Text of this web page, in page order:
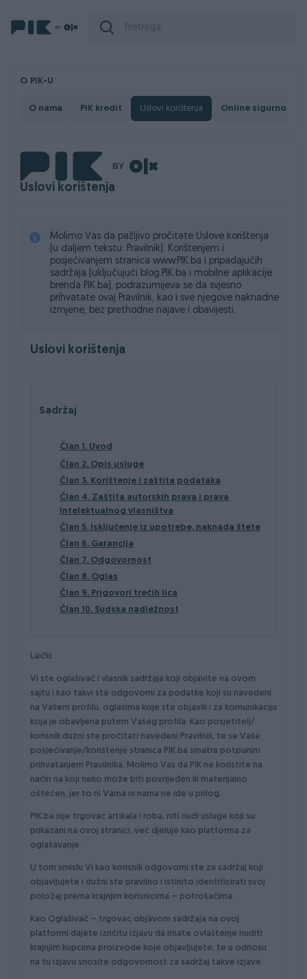
O PIK-U
O nama PIK kredit Uslovi korištenja Online sigurnost
Uslovi korištenja
Molimo Vas da pažljivo pročitate Uslove korištenja
(u daljem tekstu: Pravilnik). Korištenjem i
posjećivanjem stranica www.PIK.ba i pripadajućih
sadržaja (uključujući blog.PIK.ba i mobilne aplikacije
brenda PIK.ba), podrazumijeva se da svjesno
prihvatate ovaj Pravilnik, kao i sve njegove naknadne
izmjene, bez prethodne najave i obavijesti.
Uslovi korištenja
Sadržaj
Član 1. Uvod
Član 2. Opis usluge
Član 3. Korištenje i zaštita podataka
Član 4. Zaštita autorskih prava i prava
intelektualnog vlasništva
Član 5. Isključenje iz upotrebe, naknada štete
Član 6. Garancija
Član 7. Odgovornost
Član 8. Oglas
Član 9. Prigovori trećih lica
Član 10. Sudska nadležnost
Laički
Vi ste oglašivač i vlasnik sadržaja koji objavite na ovom
sajtu i kao takvi ste odgovorni za podatke koji su navedeni
na Vašem profilu, oglasima koje ste objavili i za komunikaciju
koja je obavljena putem Vašeg profila. Kao posjetitelj/
korisnik dužni ste pročitati navedeni Pravilnik, te se Vaše
posjećivanje/korištenje stranica PIK.ba smatra potpunim
prihvatanjem Pravilnika. Molimo Vas da PIK ne koristite na
način na koji neko može biti povrijeđen ili materijalno
oštećen, jer to ni Vama ni nama ne ide u prilog.
PIK.ba nije trgovac artikala i roba, niti nudi usluge koji su
prikazani na ovoj stranici, već djeluje kao platforma za
oglašavanje.
U tom smislu Vi kao korisnik odgovorni ste za sadržaj koji
objavljujete i dužni ste pravilno i istinito identificirati svoj
položaj prema krajnjim korisnicima – potrošačima.
Kao Oglašivač – trgovac objavom sadržaja na ovoj
platformi dajete izričitu izjavu da imate ovlaštenje nuditi
krajnjim kupcima proizvode koje objavljujete, te u odnosu
na tu izjavu snosite odgovornost za sadržaj takve izjave.